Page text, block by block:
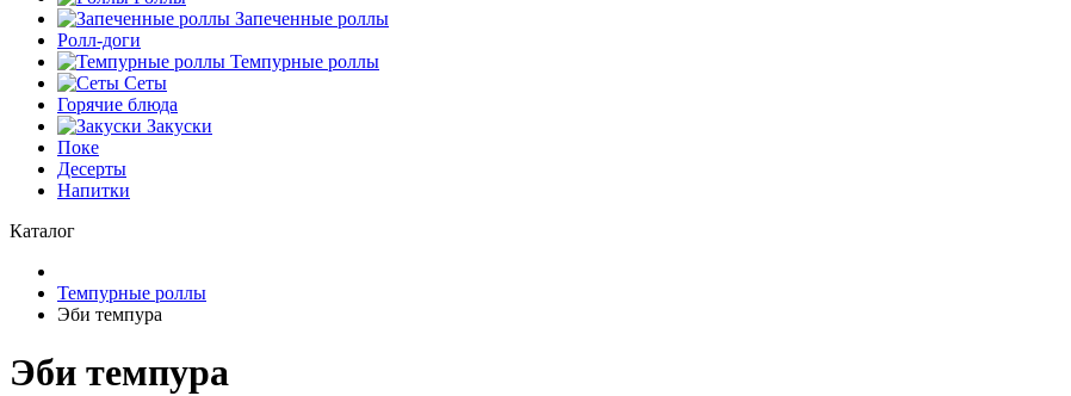
Запеченные роллы
Ролл-доги
Темпурные роллы
Сеты
Горячие блюда
Закуски
Поке
Десерты
Напитки
Каталог
Темпурные роллы
Эби темпура
Эби темпура